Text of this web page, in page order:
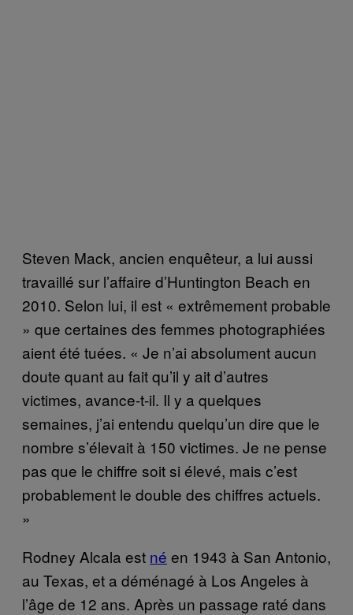
Steven Mack, ancien enquêteur, a lui aussi
travaillé sur l’affaire d’Huntington Beach en
2010. Selon lui, il est « extrêmement probable
» que certaines des femmes photographiées
aient été tuées. « Je n’ai absolument aucun
doute quant au fait qu’il y ait d’autres
victimes, avance-t-il. Il y a quelques
semaines, j’ai entendu quelqu’un dire que le
nombre s’élevait à 150 victimes. Je ne pense
pas que le chiffre soit si élevé, mais c’est
probablement le double des chiffres actuels.
»
Rodney Alcala est n​é en 1943 à San Antonio,
au Texas, et a déménagé à Los Angeles à
l’âge de 12 ans. Après un passage raté dans